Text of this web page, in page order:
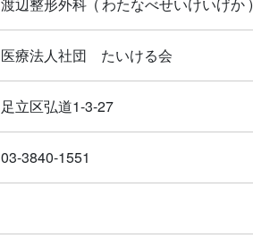
渡辺整形外科 ( わたなべせいけいげか )
医療法人社団 たいける会
足立区弘道1-3-27
03-3840-1551